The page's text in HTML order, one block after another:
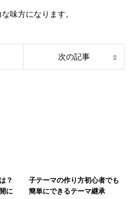
味方になります。
次の記事
？
に
子テーマの作り方初心者でも
簡単にできるテーマ継承